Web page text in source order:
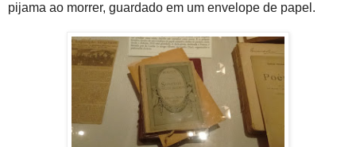
pijama ao morrer, guardado em um envelope de papel.